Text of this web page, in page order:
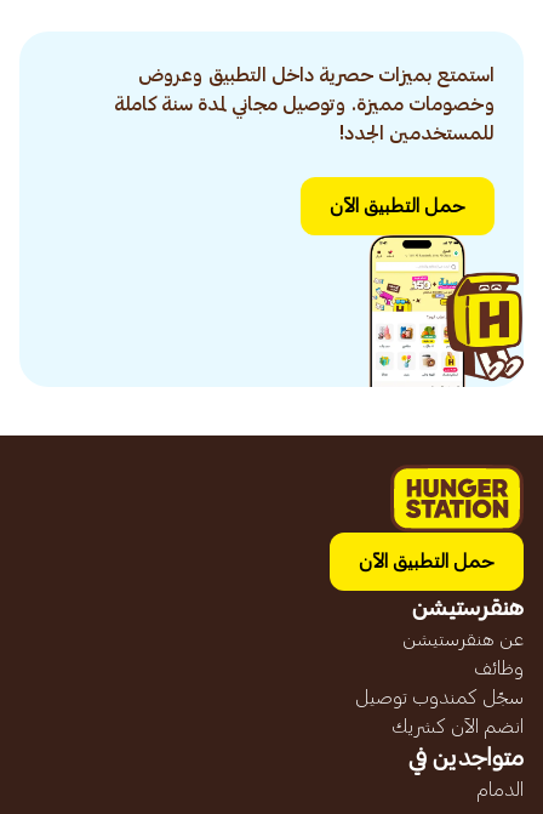
استمتع بميزات حصرية داخل التطبيق وعروض
وخصومات مميزة. وتوصيل مجاني لمدة سنة كاملة
للمستخدمين الجدد!
حمل التطبيق الآن
حمل التطبيق الآن
هنقرستيشن
عن هنقرستيشن
وظائف
سجّل كمندوب توصيل
انضم الآن كشريك
متواجدين في
الدمام